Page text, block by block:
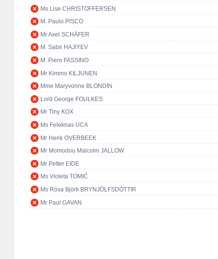
Ms Lise CHRISTOFFERSEN
M. Paulo PISCO
Mr Axel SCHÄFER
M. Sabir HAJIYEV
M. Piero FASSINO
Mr Kimmo KILJUNEN
Mme Maryvonne BLONDIN
Lord George FOULKES
Mr Tiny KOX
Ms Feleknas UCA
Mr Henk OVERBEEK
Mr Momodou Malcolm JALLOW
Mr Petter EIDE
Ms Violeta TOMIĆ
Ms Rósa Björk BRYNJÓLFSDÓTTIR
Mr Paul GAVAN